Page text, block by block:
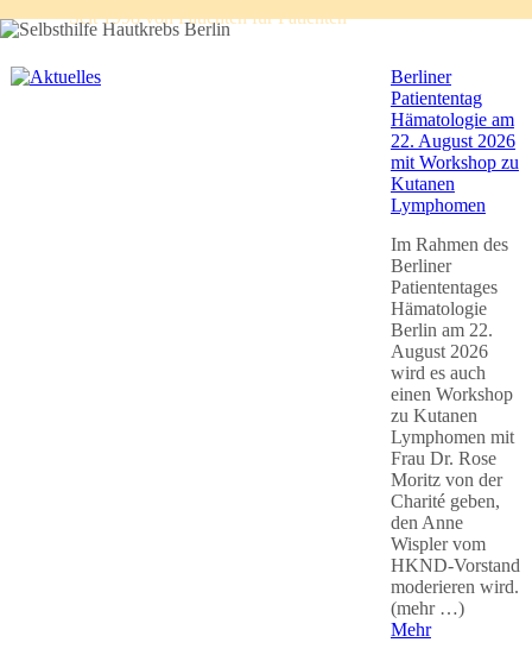
Seit 1998 von Patienten für Patienten
Berliner
Patiententag
Hämatologie am
22. August 2026
mit Workshop zu
Kutanen
Lymphomen
Im Rahmen des
Berliner
Patiententages
Hämatologie
Berlin am 22.
August 2026
wird es auch
einen Workshop
zu Kutanen
Lymphomen mit
Frau Dr. Rose
Moritz von der
Charité geben,
den Anne
Wispler vom
HKND-Vorstand
moderieren wird.
(mehr …)
Mehr